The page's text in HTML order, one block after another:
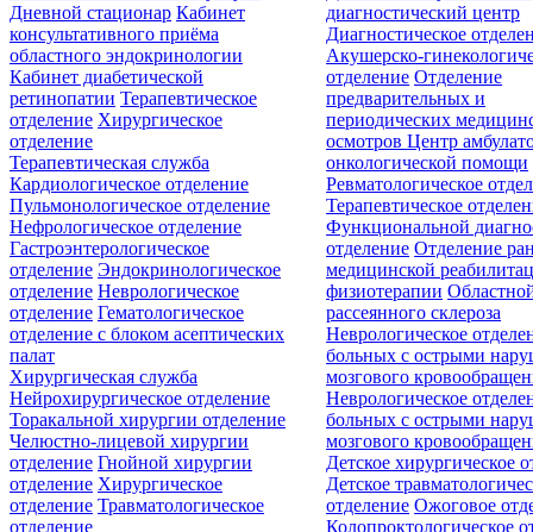
Дневной стационар Кабинет
консультативного приёма
областного эндокринологии
Кабинет диабетической
ретинопатии Терапевтическое
отделение Хирургическое
отделение
диагностический центр
Диагностическое
Акушерско-
отделение Отделение
предварительных и
периодических
осмотровЦентр
онкологической помощи
Терапевтическая служба
Кардиологическое отделение
Пульмонологическое отделение
Нефрологическое отделение
Гастроэнтерологическое
отделение Эндокринологическое
отделение Неврологическое
отделение Гематологическое
отделение c блоком асептических
палат
Ревматологическое
Терапевтическое
Функциональной
отделение Отделение
медицинской
физиотерапии
рассеянного склероза
Неврологическое
больных с острыми
мозгового
Неврологическое
больных с острыми
мозгового
Хирургическая служба
Нейрохирургическое отделение
Торакальной хирургии отделение
Челюстно-лицевой хирургии
отделение Гнойной хирургии
отделение Хирургическое
отделение Травматологическое
отделение
Детское хирургическое
Детское
отделение Ожоговое
Колопроктологическое